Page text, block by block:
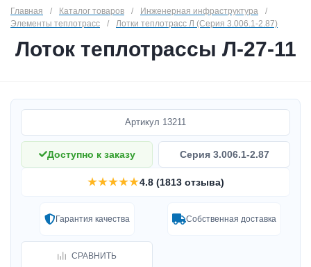
Главная / Каталог товаров / Инженерная инфраструктура
/
Элементы теплотрасс
/ Лотки теплотрасс Л (Серия 3.006.1-2.87)
Лоток теплотрассы Л-27-11
Артикул 13211
Доступно к заказу Серия 3.006.1-2.87
★★★★★4.8 (1813 отзыва)
Гарантия качества Собственная доставка
СРАВНИТЬ